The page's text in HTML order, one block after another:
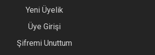
Yeni Üyelik
Üye Girişi
Şifremi Unuttum